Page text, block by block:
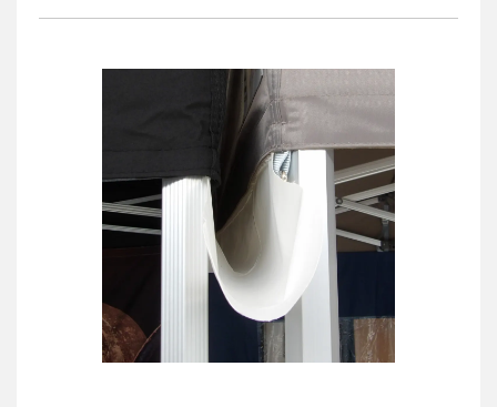
votre structure temporaire, consultez nos